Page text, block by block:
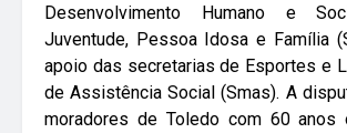
Desenvolvimento Humano e
Juventude, Pessoa Idosa e Família
apoio das secretarias de Esportes e
de Assistência Social (Smas). A
moradores de Toledo com 60 anos